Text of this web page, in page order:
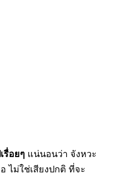
รื่อยๆ แน่นอนว่า จังหวะ
ไม่ใช่เสียงปกติ ที่จะ